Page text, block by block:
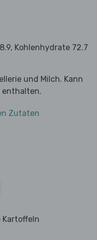
Kohlenhydrate 72.7
und Milch. Kann
enthalten.
Zutaten
Kartoffeln